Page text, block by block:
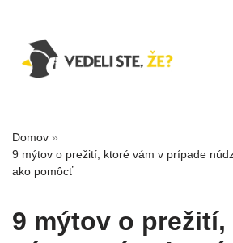
Domov »
9 mýtov o prežití, ktoré vám v prípade
ako pomôcť
9 mýtov o prežití,